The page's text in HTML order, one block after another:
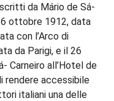
da Mário de Sá-
ottobre 1912, data
con l’Arco di
da Parigi, e il 26
Carneiro all’Hotel de
rendere accessibile
italiani una delle